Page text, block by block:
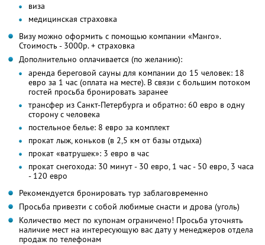
виза
медицинская страховка
Визу можно оформить с помощью компании «Манго».
Стоимость - 3000р. + страховка
Дополнительно оплачивается (по желанию):
аренда береговой сауны для компании до 15 человек: 18
евро за 1 час (оплата на месте). В связи с большим потоком
гостей просьба бронировать заранее
трансфер из Санкт-Петербурга и обратно: 60 евро в одну
сторону с человека
постельное белье: 8 евро за комплект
прокат лыж, коньков (в 2,5 км от базы отдыха)
прокат «ватрушек»: 3 евро в час
прокат снегохода: 30 минут - 30 евро, 1 час - 50 евро, 3 часа
- 120 евро
Рекомендуется бронировать тур заблаговременно
Просьба привезти с собой любимые снасти и дрова (уголь)
Количество мест по купонам ограничено! Просьба уточнять
наличие мест на интересующую вас дату у менеджеров отдела
продаж по телефонам